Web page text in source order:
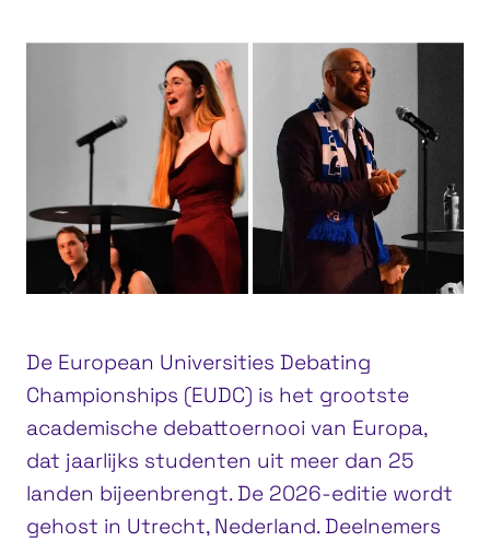
De European Universities Debating
Championships (EUDC) is het grootste
academische debattoernooi van Europa,
dat jaarlijks studenten uit meer dan 25
landen bijeenbrengt. De 2026-editie wordt
gehost in Utrecht, Nederland. Deelnemers